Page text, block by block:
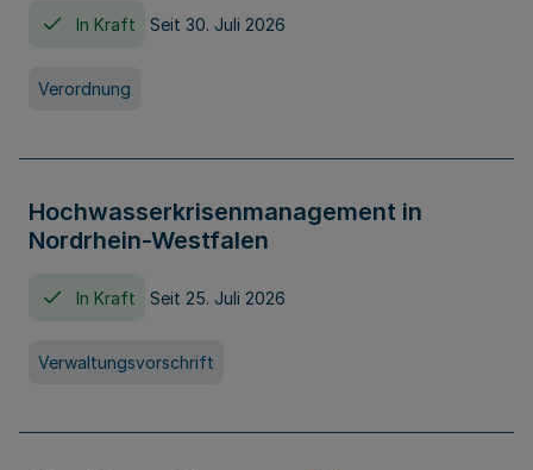
In Kraft Seit 30. Juli 2026
Verordnung
Hochwasserkrisenmanagement in
Nordrhein-Westfalen
In Kraft Seit 25. Juli 2026
Verwaltungsvorschrift